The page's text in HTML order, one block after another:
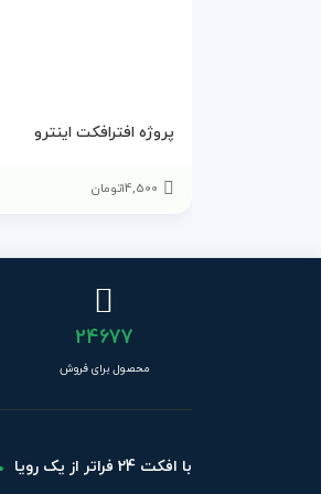
پروژه افترافکت اینترو
14,500تومان
24677
محصول برای فروش
با افکت 24 فراتر از یک رویا